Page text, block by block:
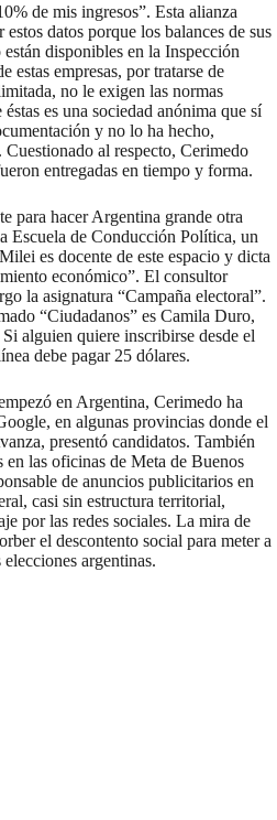
de mis ingresos”. Esta alianza
datos porque los balances de sus
disponibles en la Inspección
estas empresas, por tratarse de
no le exigen las normas
es una sociedad anónima que sí
y no lo ha hecho,
Cuestionado al respecto, Cerimedo
entregadas en tiempo y forma.
para hacer Argentina grande otra
Escuela de Conducción Política, un
es docente de este espacio y dicta
económico”. El consultor
la asignatura “Campaña electoral”.
“Ciudadanos” es Camila Duro,
alguien quiere inscribirse desde el
debe pagar 25 dólares.
en Argentina, Cerimedo ha
en algunas provincias donde el
presentó candidatos. También
las oficinas de Meta de Buenos
de anuncios publicitarios en
casi sin estructura territorial,
por las redes sociales. La mira de
el descontento social para meter a
argentinas.